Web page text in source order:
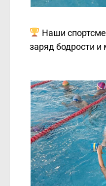
Наши
заряд бодрости